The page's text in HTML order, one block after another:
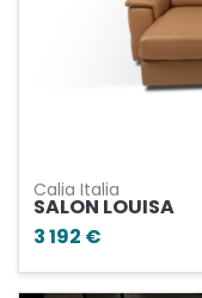
Calia Italia
SALON LOUISA
3 192 €